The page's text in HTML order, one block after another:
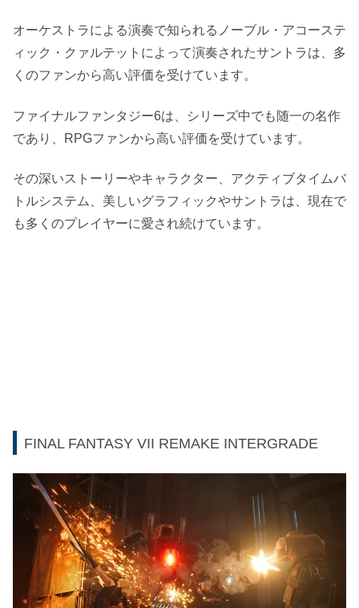
オーケストラによる演奏で知られるノーブル・アコーステ
ィック・クァルテットによって演奏されたサントラは、多
くのファンから高い評価を受けています。
ファイナルファンタジー6は、シリーズ中でも随一の名作
であり、RPGファンから高い評価を受けています。
その深いストーリーやキャラクター、アクティブタイムバ
トルシステム、美しいグラフィックやサントラは、現在で
も多くのプレイヤーに愛され続けています。
FINAL FANTASY VII REMAKE INTERGRADE